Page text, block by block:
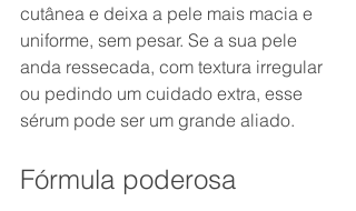
cutânea e deixa a pele mais macia e
uniforme, sem pesar. Se a sua pele
anda ressecada, com textura irregular
ou pedindo um cuidado extra, esse
sérum pode ser um grande aliado.
Fórmula poderosa